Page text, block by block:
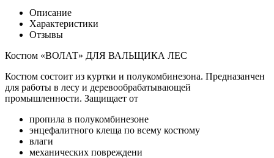
Описание
Характеристики
Отзывы
Костюм «ВОЛАТ» ДЛЯ ВАЛЬЩИКА ЛЕС
Костюм состоит из куртки и полукомбинезона. Предназанчен
для работы в лесу и деревообрабатывающей
промышленности. Защищает от
пропила в полукомбинезоне
энцефалитного клеща по всему костюму
влаги
механических повреждени